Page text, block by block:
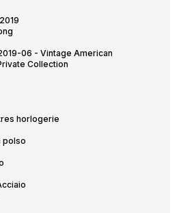
06 - Vintage American
Collection
horlogerie
polso